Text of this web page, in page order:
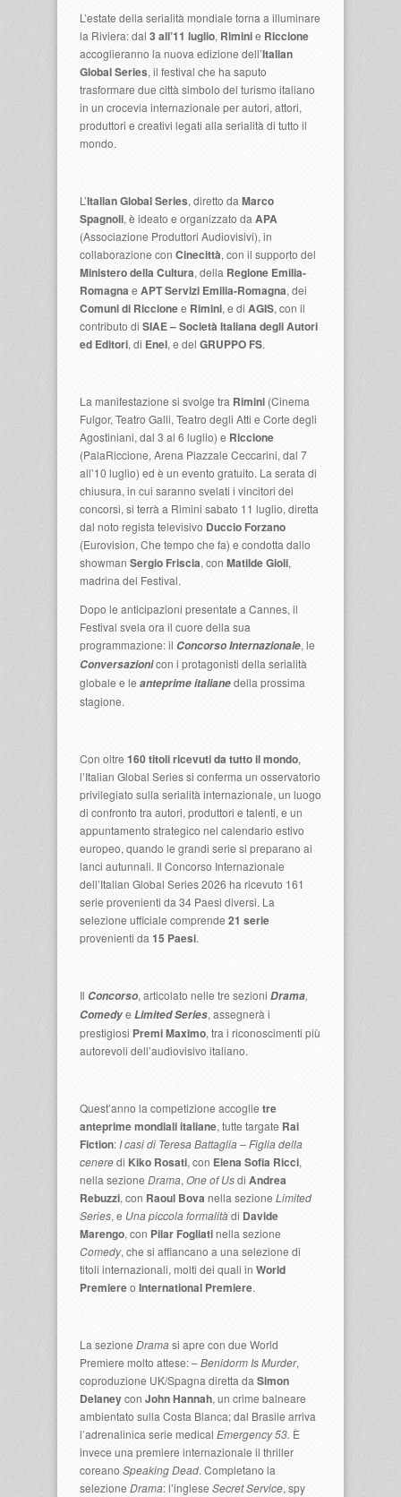
L’estate della serialità mondiale torna a illuminare
la Riviera: dal 3 all’11 luglio, Riminie Riccione
accoglieranno la nuova edizione dell’Italian
Global Series, il festival che ha saputo
trasformare due città simbolo del turismo italiano
in un crocevia internazionale per autori, attori,
produttori e creativi legati alla serialità di tutto il
mondo.
L’Italian Global Series, diretto da Marco
Spagnoli, è ideato e organizzato da APA
(Associazione Produttori Audiovisivi), in
collaborazione con Cinecittà, con il supporto del
Ministero della Cultura, della Regione Emilia-
Romagna e APT Servizi Emilia-Romagna, dei
Comuni di Riccionee Rimini, e di AGIS, con il
contributo di SIAE – Società Italiana degli Autori
ed Editori, di Enel, e del GRUPPO FS.
La manifestazione si svolge tra Rimini (Cinema
Fulgor, Teatro Galli, Teatro degli Atti e Corte degli
Agostiniani, dal 3 al 6 luglio) e Riccione
(PalaRiccione, Arena Piazzale Ceccarini, dal 7
all’10 luglio) ed è un evento gratuito. La serata di
chiusura, in cui saranno svelati i vincitori dei
concorsi, si terrà a Rimini sabato 11 luglio, diretta
dal noto regista televisivo Duccio Forzano
(Eurovision, Che tempo che fa) e condotta dallo
showman Sergio Friscia, con Matilde Gioli,
madrina del Festival.
Dopo le anticipazioni presentate a Cannes, il
Festival svela ora il cuore della sua
programmazione: il Concorso Internazionale, le
Conversazionicon i protagonisti della serialità
globale e le anteprime italianedella prossima
stagione.
Con oltre 160 titoli ricevuti da tutto il mondo,
l’Italian Global Series si conferma un osservatorio
privilegiato sulla serialità internazionale, un luogo
di confronto tra autori, produttori e talenti, e un
appuntamento strategico nel calendario estivo
europeo, quando le grandi serie si preparano ai
lanci autunnali. Il Concorso Internazionale
dell’Italian Global Series 2026 ha ricevuto 161
serie provenienti da 34 Paesi diversi. La
selezione ufficiale comprende 21 serie
provenienti da 15 Paesi.
Il Concorso, articolato nelle tre sezioni Drama,
Comedye Limited Series, assegnerà i
prestigiosi Premi Maximo, tra i riconoscimenti più
autorevoli dell’audiovisivo italiano.
Quest’anno la competizione accoglie tre
anteprime mondiali italiane, tutte targate Rai
Fiction: I casi di Teresa Battaglia – Figlia della
ceneredi Kiko Rosati, con Elena Sofia Ricci,
nella sezione Drama, One of Usdi Andrea
Rebuzzi, con Raoul Bova nella sezione Limited
Series, e Una piccola formalitàdi Davide
Marengo, con Pilar Fogliatinella sezione
Comedy, che si affiancano a una selezione di
titoli internazionali, molti dei quali in World
Premiereo International Premiere.
La sezione Dramasi apre con due World
Premiere molto attese: –Benidorm Is Murder,
coproduzione UK/Spagna diretta da Simon
Delaneycon John Hannah, un crime balneare
ambientato sulla Costa Blanca; dal Brasile arriva
l’adrenalinica serie medical Emergency 53. È
invece una premiere internazionale il thriller
coreano Speaking Dead. Completano la
selezione Drama: l’inglese Secret Service, spy